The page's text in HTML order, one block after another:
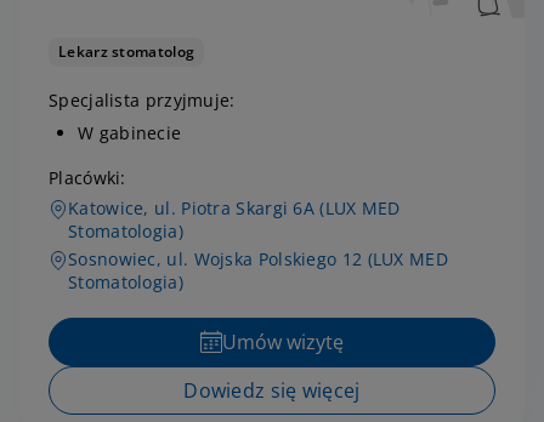
Lekarz stomatolog
Specjalista przyjmuje:
W gabinecie
Placówki:
Katowice, ul. Piotra Skargi 6A (LUX MED
Stomatologia)
Sosnowiec, ul. Wojska Polskiego 12 (LUX MED
Stomatologia)
Umów wizytę
Dowiedz się więcej